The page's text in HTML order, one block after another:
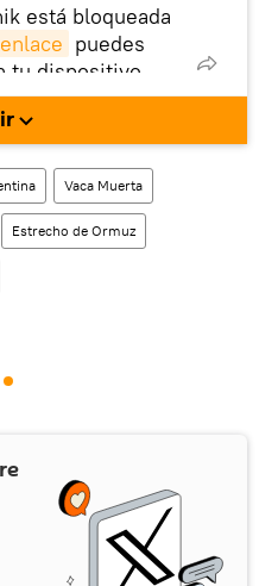
está bloqueada
puedes
tu dispositivo
Vaca Muerta
Estrecho de Ormuz